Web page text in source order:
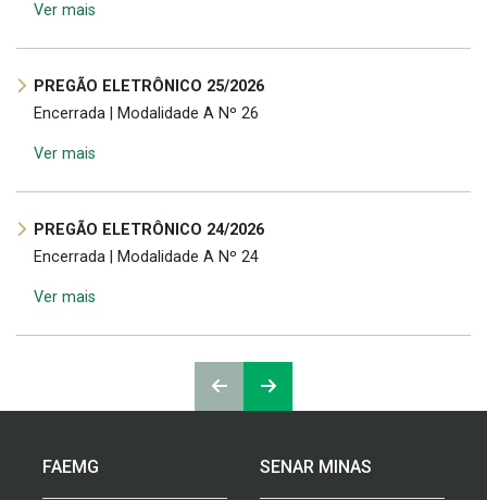
Ver mais
PREGÃO ELETRÔNICO 25/2026
Encerrada | Modalidade A Nº 26
Ver mais
PREGÃO ELETRÔNICO 24/2026
Encerrada | Modalidade A Nº 24
Ver mais
FAEMG SENAR MINAS